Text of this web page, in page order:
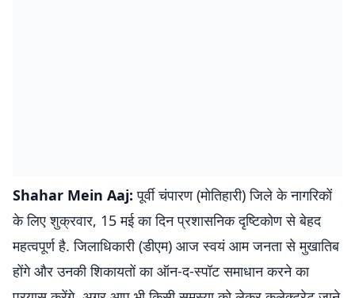
Shahar Mein Aaj:पूर्वी चंपारण (मोतिहारी) जिले के नागरिकों
के लिए शुक्रवार, 15 मई का दिन प्रशासनिक दृष्टिकोण से बेहद
महत्वपूर्ण है. जिलाधिकारी (डीएम) आज स्वयं आम जनता से मुखातिब
होंगे और उनकी शिकायतों का ऑन-द-स्पॉट समाधान करने का